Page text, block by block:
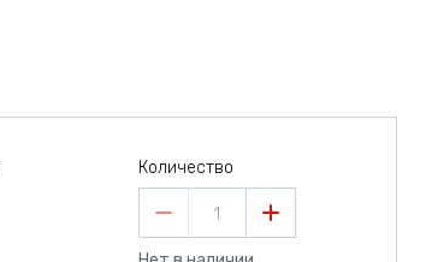
Количество
1